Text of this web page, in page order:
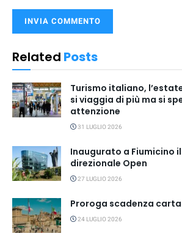
Related Posts
Turismo italiano,
si viaggia di più ma si
attenzione
31 LUGLIO 2026
Inaugurato a Fiumicino
direzionale Open
27 LUGLIO 2026
Proroga scadenza
24 LUGLIO 2026